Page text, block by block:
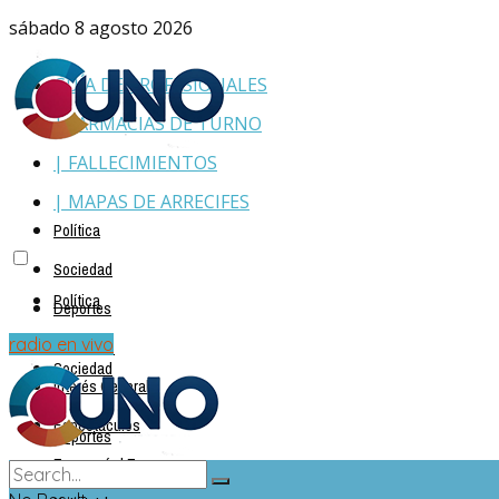
sábado 8 agosto 2026
GUÍA DE PROFESIONALES
| FARMACIAS DE TURNO
| FALLECIMIENTOS
| MAPAS DE ARRECIFES
Política
Sociedad
Deportes
Policiales
Interés General
Espectáculos
Economía | Empresas
Política
Sociedad
Deportes
radio en vivo